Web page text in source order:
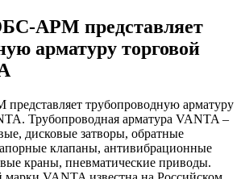
АРМ представляет
арматуру торговой
трубопроводную арматуру
Трубопроводная арматура VANTA –
дисковые затворы, обратные
клапаны, антивибрационные
краны, пневматические приводы.